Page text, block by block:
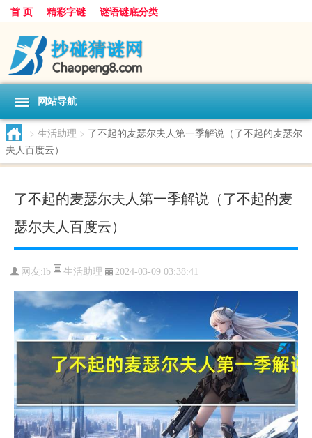
首 页 精彩字谜 谜语谜底分类
网站导航
> 生活助理 > 了不起的麦瑟尔夫人第一季解说（了不起的麦瑟尔
夫人百度云）
了不起的麦瑟尔夫人第一季解说（了不起的麦
瑟尔夫人百度云）
网友: lb 生活助理 2024-03-09 03:38:41